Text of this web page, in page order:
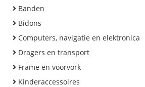
Banden
Bidons
Computers, navigatie en elektronica
Dragers en transport
Frame en voorvork
Kinderaccessoires